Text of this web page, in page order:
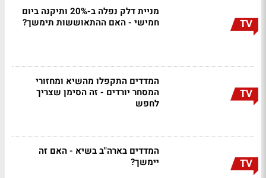
TV
מניית דלק נפלה ב-20% ותיקנה ביום
חמישי - האם ההתאוששות תימשך?
TV
המדדים התקפלו מהשיא ומחזורי
המסחר יורדים - זה הסימן שצריך
לחפש
TV
המדדים בארה"ב בשיא - האם זה
יימשך?